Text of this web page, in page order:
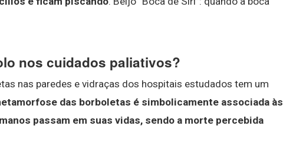
nos cuidados paliativos?
nas paredes e vidraças dos hospitais estudados tem um
das borboletas é simbolicamente associada às
passam em suas vidas, sendo a morte percebida